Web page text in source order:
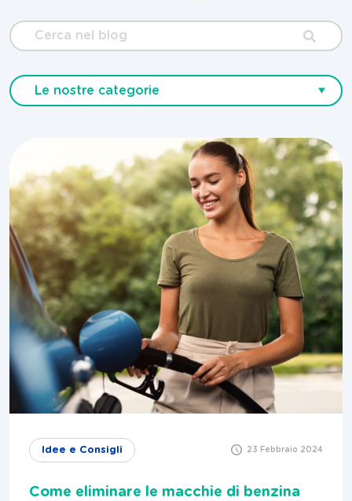
Cerca
nel
Le nostre categorie
Idee e Consigli 23 Febbraio 2024
Come eliminare le macchie di benzina